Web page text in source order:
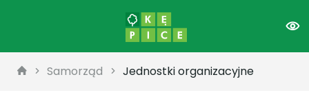
Samorząd Jednostki organizacyjne